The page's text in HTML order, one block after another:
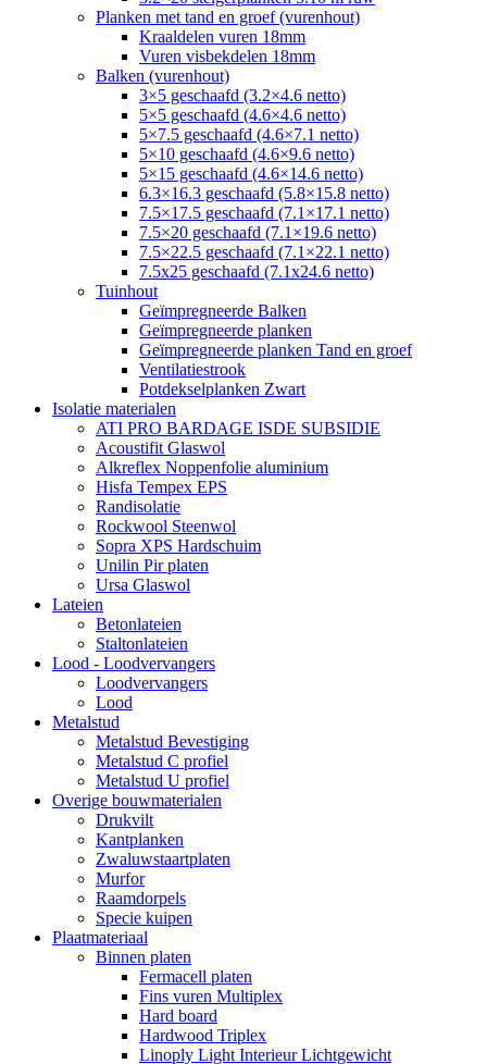
Planken met tand en groef (vurenhout)
Kraaldelen vuren 18mm
Vuren visbekdelen 18mm
Balken (vurenhout)
3×5 geschaafd (3.2×4.6 netto)
5×5 geschaafd (4.6×4.6 netto)
5×7.5 geschaafd (4.6×7.1 netto)
5×10 geschaafd (4.6×9.6 netto)
5×15 geschaafd (4.6×14.6 netto)
6.3×16.3 geschaafd (5.8×15.8 netto)
7.5×17.5 geschaafd (7.1×17.1 netto)
7.5×20 geschaafd (7.1×19.6 netto)
7.5×22.5 geschaafd (7.1×22.1 netto)
7.5x25 geschaafd (7.1x24.6 netto)
Tuinhout
Geïmpregneerde Balken
Geïmpregneerde planken
Geïmpregneerde planken Tand en groef
Ventilatiestrook
Potdekselplanken Zwart
Isolatie materialen
ATI PRO BARDAGE ISDE SUBSIDIE
Acoustifit Glaswol
Alkreflex Noppenfolie aluminium
Hisfa Tempex EPS
Randisolatie
Rockwool Steenwol
Sopra XPS Hardschuim
Unilin Pir platen
Ursa Glaswol
Lateien
Betonlateien
Staltonlateien
Lood - Loodvervangers
Loodvervangers
Lood
Metalstud
Metalstud Bevestiging
Metalstud C profiel
Metalstud U profiel
Overige bouwmaterialen
Drukvilt
Kantplanken
Zwaluwstaartplaten
Murfor
Raamdorpels
Specie kuipen
Plaatmateriaal
Binnen platen
Fermacell platen
Fins vuren Multiplex
Hard board
Hardwood Triplex
Linoply Light Interieur Lichtgewicht